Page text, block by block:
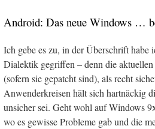
Android: Das neue Windows …
Ich gebe es zu, in der Überschrift habe
Dialektik gegriffen – denn die
(sofern sie gepatcht sind), als recht
Anwenderkreisen hält sich hartnäckig
unsicher sei. Geht wohl auf Windows
wo es gewisse Probleme gab und die